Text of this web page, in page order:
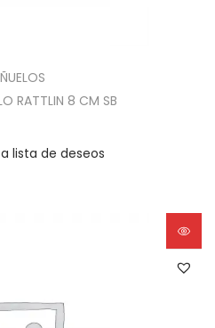
RATTLIN 8 CM SB
lista de deseos